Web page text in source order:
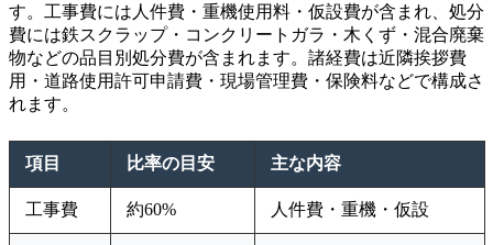
す。工事費には人件費・重機使用料・仮設費が含まれ、処分
費には鉄スクラップ・コンクリートガラ・木くず・混合廃棄
物などの品目別処分費が含まれます。諸経費は近隣挨拶費
用・道路使用許可申請費・現場管理費・保険料などで構成さ
れます。
項目 比率の目安 主な内容
工事費 約60% 人件費・重機・仮設